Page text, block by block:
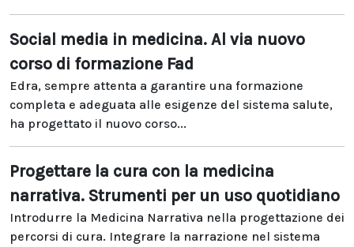
Social media in medicina. Al via nuovo
corso di formazione Fad
Edra, sempre attenta a garantire una formazione
completa e adeguata alle esigenze del sistema salute,
ha progettato il nuovo corso...
Progettare la cura con la medicina
narrativa. Strumenti per un uso quotidiano
Introdurre la Medicina Narrativa nella progettazione dei
percorsi di cura. Integrare la narrazione nel sistema